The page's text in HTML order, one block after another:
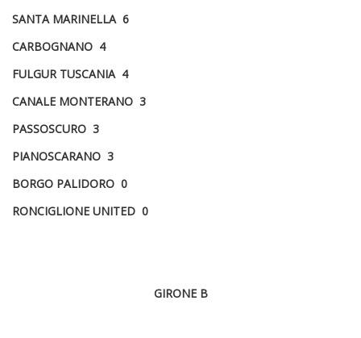
SANTA MARINELLA 6
CARBOGNANO 4
FULGUR TUSCANIA 4
CANALE MONTERANO 3
PASSOSCURO 3
PIANOSCARANO 3
BORGO PALIDORO 0
RONCIGLIONE UNITED 0
GIRONE B